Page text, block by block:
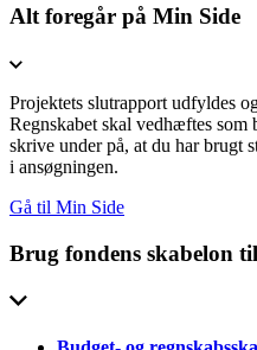
Alt foregår på Min Side
Projektets slutrapport udfyldes
Regnskabet skal vedhæftes
skrive under på, at du har brugt
i ansøgningen.
Gå til Min Side
Brug fondens skabelon